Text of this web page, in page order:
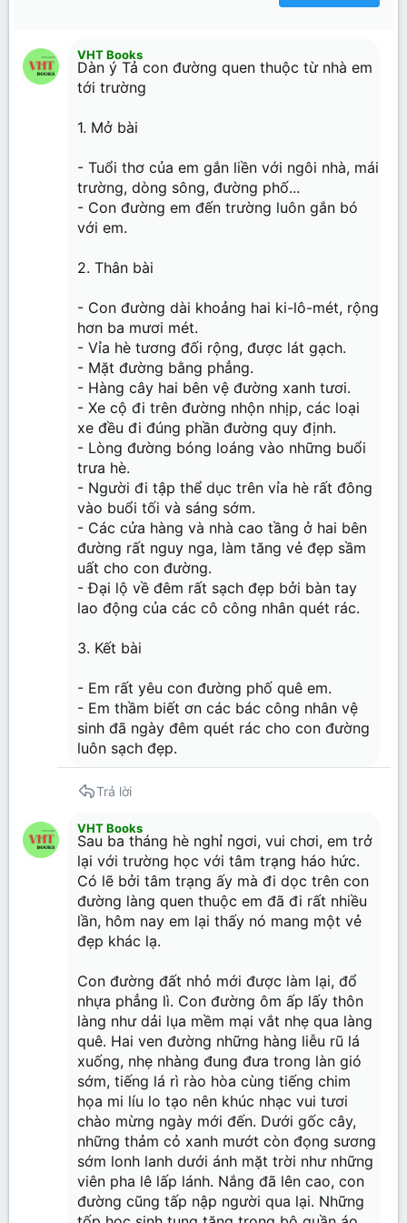
26
Trebuchet MS
VHT Books
Dàn ý Tả con đường quen thuộc từ nhà em
tới trường
1. Mở bài
- Tuổi thơ của em gắn liền với ngôi nhà, mái
trường, dòng sông, đường phố...
- Con đường em đến trường luôn gắn bó
với em.
2. Thân bài
- Con đường dài khoảng hai ki-lô-mét, rộng
hơn ba mươi mét.
- Vỉa hè tương đối rộng, được lát gạch.
- Mặt đường bằng phẳng.
- Hàng cây hai bên vệ đường xanh tươi.
- Xe cộ đi trên đường nhộn nhịp, các loại
xe đều đi đúng phần đường quy định.
- Lòng đường bóng loáng vào những buổi
trưa hè.
- Người đi tập thể dục trên vỉa hè rất đông
vào buổi tối và sáng sớm.
- Các cửa hàng và nhà cao tầng ở hai bên
đường rất nguy nga, làm tăng vẻ đẹp sầm
uất cho con đường.
- Đại lộ về đêm rất sạch đẹp bởi bàn tay
lao động của các cô công nhân quét rác.
3. Kết bài
- Em rất yêu con đường phố quê em.
- Em thầm biết ơn các bác công nhân vệ
sinh đã ngày đêm quét rác cho con đường
luôn sạch đẹp.
Trả lời
VHT Books
Sau ba tháng hè nghỉ ngơi, vui chơi, em trở
lại với trường học với tâm trạng háo hức.
Có lẽ bởi tâm trạng ấy mà đi dọc trên con
đường làng quen thuộc em đã đi rất nhiều
lần, hôm nay em lại thấy nó mang một vẻ
đẹp khác lạ.
Con đường đất nhỏ mới được làm lại, đổ
nhựa phẳng lì. Con đường ôm ấp lấy thôn
làng như dải lụa mềm mại vắt nhẹ qua làng
quê. Hai ven đường những hàng liễu rũ lá
xuống, nhẹ nhàng đung đưa trong làn gió
sớm, tiếng lá rì rào hòa cùng tiếng chim
họa mi líu lo tạo nên khúc nhạc vui tươi
chào mừng ngày mới đến. Dưới gốc cây,
những thảm cỏ xanh mướt còn đọng sương
sớm lonh lanh dưới ánh mặt trời như những
viên pha lê lấp lánh. Nắng đã lên cao, con
đường cũng tấp nập người qua lại. Những